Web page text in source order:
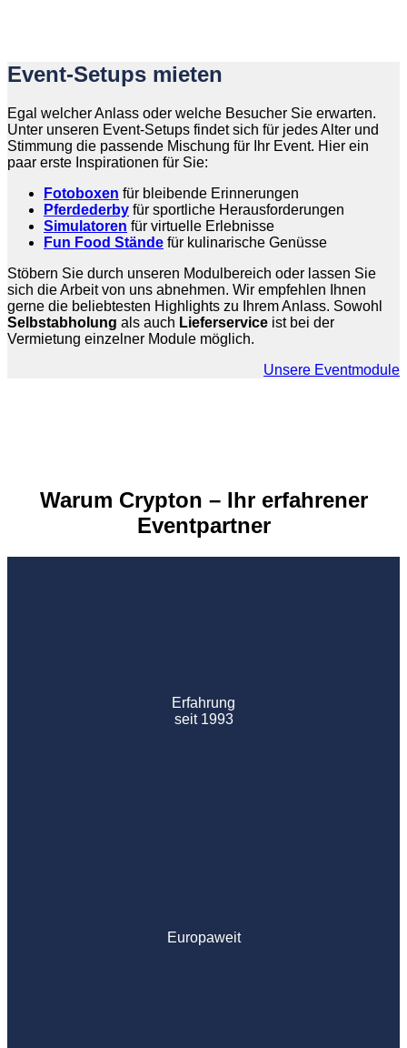
Event-Setups mieten
Egal welcher Anlass oder welche Besucher Sie erwarten.
Unter unseren Event-Setups findet sich für jedes Alter und
Stimmung die passende Mischung für Ihr Event. Hier ein
paar erste Inspirationen für Sie:
Fotoboxen für bleibende Erinnerungen
Pferdederby für sportliche Herausforderungen
Simulatoren für virtuelle Erlebnisse
Fun Food Stände für kulinarische Genüsse
Stöbern Sie durch unseren Modulbereich oder lassen Sie
sich die Arbeit von uns abnehmen. Wir empfehlen Ihnen
gerne die beliebtesten Highlights zu Ihrem Anlass. Sowohl
Selbstabholung als auch Lieferservice ist bei der
Vermietung einzelner Module möglich.
Unsere Eventmodule
Warum Crypton – Ihr erfahrener
Eventpartner
Erfahrung
seit 1993
Europaweit